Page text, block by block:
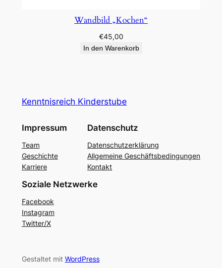
Wandbild „Kochen“
€45,00
In den Warenkorb
Kenntnisreich Kinderstube
Impressum
Team
Geschichte
Karriere
Datenschutz
Datenschutzerklärung
Allgemeine Geschäftsbedingungen
Kontakt
Soziale Netzwerke
Facebook
Instagram
Twitter/X
Gestaltet mit WordPress